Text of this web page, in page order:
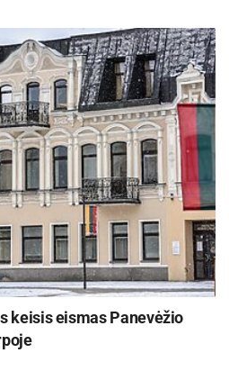
Liepa Vasiliauskaitė,
muzikinę programą.
atnaujinimas – dar
žalesnį, patogesnį ir
Kauną. Naujoji
gamtoje, bet ir atrasti
bei mėgautis
visais metų laikais.
keisis eismas Panevėžio